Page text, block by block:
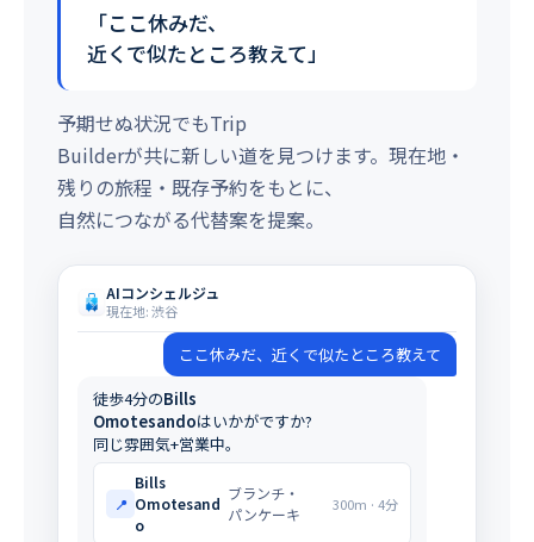
「ここ休みだ、
近くで似たところ教えて」
予期せぬ状況でもTrip
Builderが共に新しい道を見つけます。現在地・
残りの旅程・既存予約をもとに、
自然につながる代替案を提案。
AIコンシェルジュ
現在地: 渋谷
ここ休みだ、近くで似たところ教えて
徒歩4分のBills
Omotesandoはいかがですか?
同じ雰囲気+営業中。
📍
Bills
Omotesand
o
ブランチ・
パンケーキ
300m · 4分